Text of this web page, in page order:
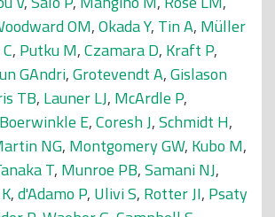
OM,Okada Y, Tin A, Müller
, Putku M,Czamara D, Kraft P,
GAndri,Grotevendt A,Gislason
TB, Launer LJ, McArdle P,
Boerwinkle E,Coresh J,Schmidt H,
NG, Montgomery GW, Kubo M,
T, Munroe PB,Samani NJ,
,d'Adamo P, Ulivi S, Rotter JI, Psaty